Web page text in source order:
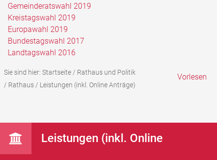
Gemeinderatswahl 2019
Kreistagswahl 2019
Europawahl 2019
Bundestagswahl 2017
Landtagswahl 2016
Sie sind hier: Startseite/ Rathaus und Politik
/ Rathaus/ Leistungen (inkl. Online Anträge)
Vorlesen
Leistungen (inkl. Online